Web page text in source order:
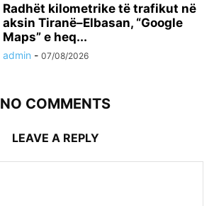
Radhët kilometrike të trafikut në
aksin Tiranë–Elbasan, “Google
Maps” e heq...
admin - 07/08/2026
NO COMMENTS
LEAVE A REPLY